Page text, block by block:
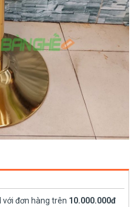
với đơn hàng trên 10.000.000đ